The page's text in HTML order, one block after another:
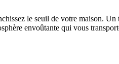
le seuil de votre maison.
envoûtante qui vous